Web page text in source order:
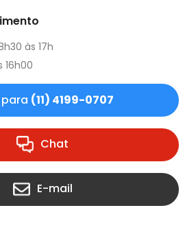
às 17h
16h00
(11) 4199-0707
Chat
E-mail